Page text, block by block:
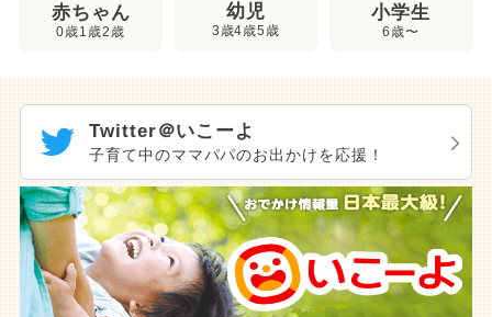
赤ちゃん
0歳1歳2歳
幼児
3歳4歳5歳
小学生
6歳〜
Twitter＠いこーよ
子育て中のママパパのお出かけを応援！